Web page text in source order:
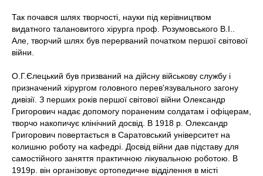
Так почався шлях творчості, науки під керівництвом
видатного талановитого хірурга проф. Розумовського В.І..
Але, творчий шлях був перерваний початком першої світової
війни.
О.Г.Єлецький був призваний на дійсну військову службу і
призначений хірургом головного перев'язувального загону
дивізії. З перших років першої світової війни Олександр
Григорович надає допомогу пораненим солдатам і офіцерам,
творчо накопичує клінічний досвід. В 1918 р. Олександр
Григорович повертається в Саратовський університет на
колишню роботу на кафедрі. Досвід війни дав підставу для
самостійного заняття практичною лікувальною роботою. В
1919р. він організовує ортопедичне відділення в місті